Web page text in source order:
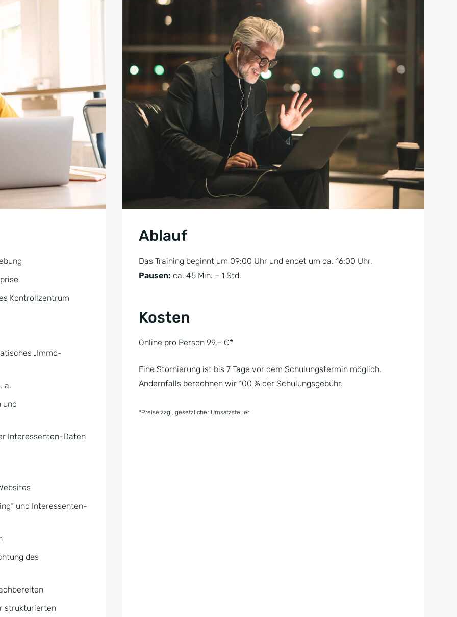
Kontrollzentrum
„Immo-
a.
und
Interessenten-Daten
und Interessenten-
des
strukturierten
Ablauf
Das Training beginnt um 09:00 Uhr und endet um ca. 16:00 Uhr.
Pausen: ca. 45 Min. – 1 Std.
Kosten
Online pro Person 99,– €*
Eine Stornierung ist bis 7 Tage vor dem Schulungstermin möglich.
Andernfalls berechnen wir 100 % der Schulungsgebühr.
*Preise zzgl. gesetzlicher Umsatzsteuer